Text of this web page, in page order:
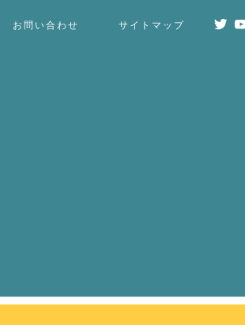
お問い合わせ サイトマップ